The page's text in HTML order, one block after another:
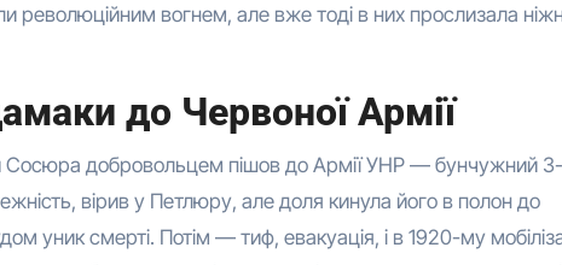
революційним вогнем, але вже тоді в них прослизала
до Червоної Армії
Сосюра добровольцем пішов до Армії УНР — бунчужний
вірив у Петлюру, але доля кинула його в полон до
уник смерті. Потім — тиф, евакуація, і в 1920-му